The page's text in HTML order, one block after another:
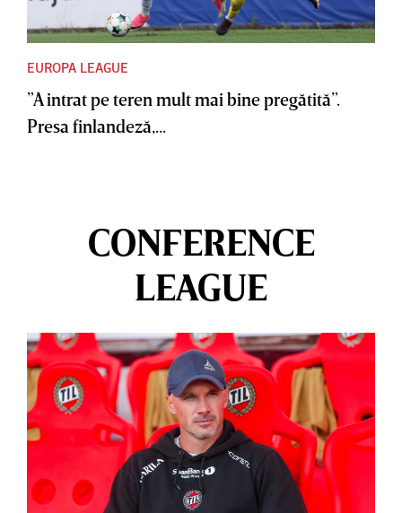
EUROPA LEAGUE
”A intrat pe teren mult mai bine pregătită”.
Presa finlandeză,...
CONFERENCE
LEAGUE